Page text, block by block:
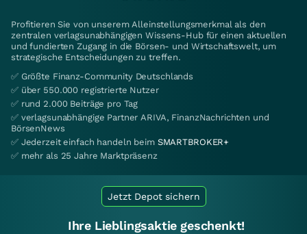
Profitieren Sie von unserem Alleinstellungsmerkmal als den
zentralen verlagsunabhängigen Wissens-Hub für einen aktuellen
und fundierten Zugang in die Börsen- und Wirtschaftswelt, um
strategische Entscheidungen zu treffen.
✅ Größte Finanz-Community Deutschlands
✅ über 550.000 registrierte Nutzer
✅ rund 2.000 Beiträge pro Tag
✅ verlagsunabhängige Partner ARIVA, FinanzNachrichten und
BörsenNews
✅ Jederzeit einfach handeln beim SMARTBROKER+
✅ mehr als 25 Jahre Marktpräsenz
Jetzt Depot sichern
Ihre Lieblingsaktie geschenkt!